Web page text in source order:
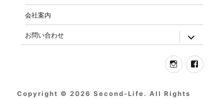
会社案内
お問い合わせ expand
child
Instagram
Copyright © 2026 Second-Life. All Rights